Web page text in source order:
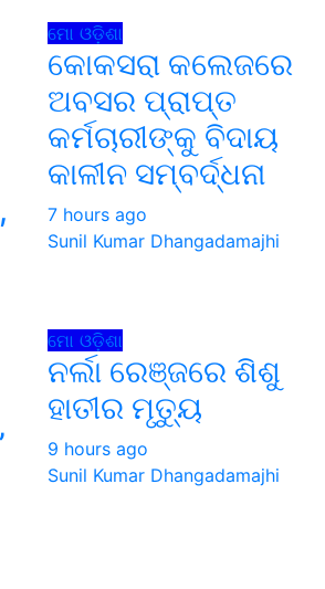
ମୋ ଓଡ଼ିଶା
କୋକସରା କଲେଜରେ
ଅବସର ପ୍ରାପ୍ତ
କର୍ମଚାରୀଙ୍କୁ ବିଦାୟ
କାଳୀନ ସମ୍ବର୍ଦ୍ଧନା
7 hours ago
Sunil Kumar Dhangadamajhi
ମୋ ଓଡ଼ିଶା
ନର୍ଲା ରେଞ୍ଜରେ ଶିଶୁ
ହାତୀର ମୃତ୍ୟୁ
9 hours ago
Sunil Kumar Dhangadamajhi